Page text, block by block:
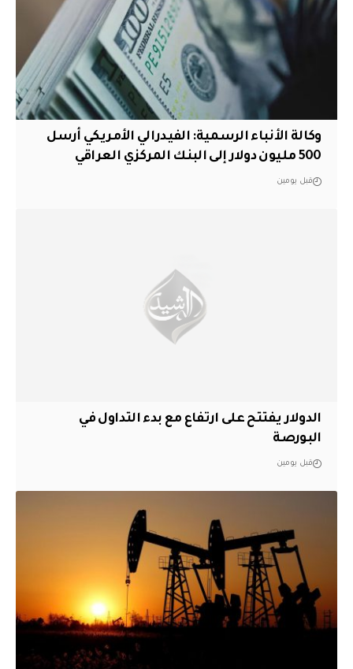
وكالة الأنباء الرسمية: الفيدرالي الأمريكي أرسل
500 مليون دولار إلى البنك المركزي العراقي
قبل يومين
الدولار يفتتح على ارتفاع مع بدء التداول في
البورصة
قبل يومين